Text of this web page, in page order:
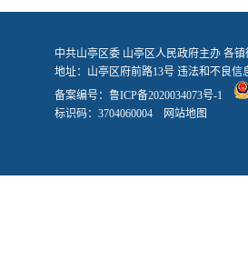
中共山亭区委 山亭区人民政府主办 各
地址：山亭区府前路13号 违法和不良信
备案编号： 鲁ICP备2020034073号-1
标识码：3704060004 网站地图